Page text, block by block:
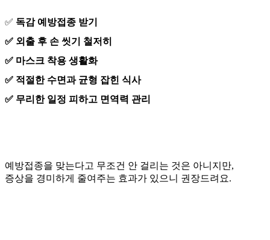
✅ 독감 예방접종 받기
✅ 외출 후 손 씻기 철저히
✅ 마스크 착용 생활화
✅ 적절한 수면과 균형 잡힌 식사
✅ 무리한 일정 피하고 면역력 관리
예방접종을 맞는다고 무조건 안 걸리는 것은 아니지만,
증상을 경미하게 줄여주는 효과가 있으니 권장드려요.